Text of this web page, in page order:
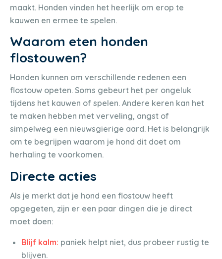
maakt. Honden vinden het heerlijk om erop te
kauwen en ermee te spelen.
Waarom eten honden
flostouwen?
Honden kunnen om verschillende redenen een
flostouw opeten. Soms gebeurt het per ongeluk
tijdens het kauwen of spelen. Andere keren kan het
te maken hebben met verveling, angst of
simpelweg een nieuwsgierige aard. Het is belangrijk
om te begrijpen waarom je hond dit doet om
herhaling te voorkomen.
Directe acties
Als je merkt dat je hond een flostouw heeft
opgegeten, zijn er een paar dingen die je direct
moet doen:
Blijf kalm: paniek helpt niet, dus probeer rustig te
blijven.